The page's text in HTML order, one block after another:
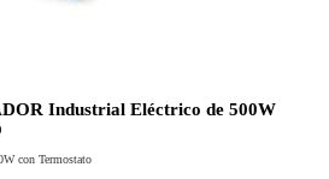
Industrial Eléctrico de 500W
con Termostato